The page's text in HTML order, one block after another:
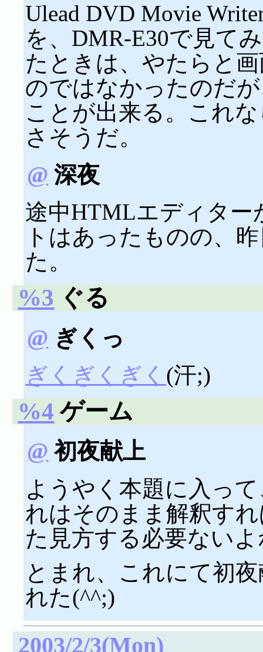
Ulead DVD Movie
を、DMR-E30で見て
たときは、やたらと
のではなかったのだ
ことが出来る。これ
さそうだ。
@ 深夜
途中HTMLエディタ
トはあったものの、
た。
%3 ぐる
@ ぎくっ
ぎくぎくぎく (汗;)
%4 ゲーム
@ 初夜献上
ようやく本題に入っ
れはそのまま解釈す
た見方する必要ない
とまれ、これにて初
れた(^^;)
2003/2/3(Mon)